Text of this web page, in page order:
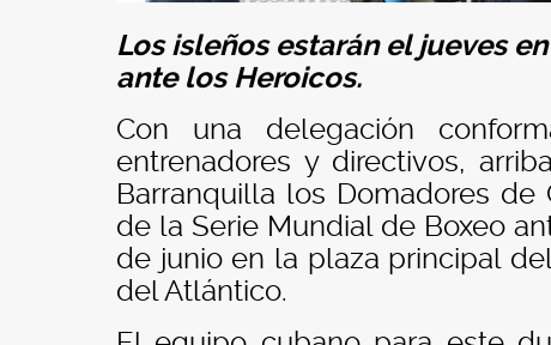
Los isleños estarán el jueves
ante los Heroicos.
Con una delegación
entrenadores y directivos,
Barranquilla los Domadores
de la Serie Mundial de Boxeo
de junio en la plaza principal
del Atlántico.